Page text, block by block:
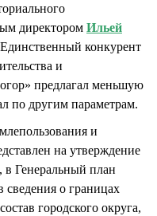
директором Ильей
конкурент
и
предлагал меньшую
по другим параметрам.
и
на утверждение
в Генеральный план
сведения о границах
городского округа,